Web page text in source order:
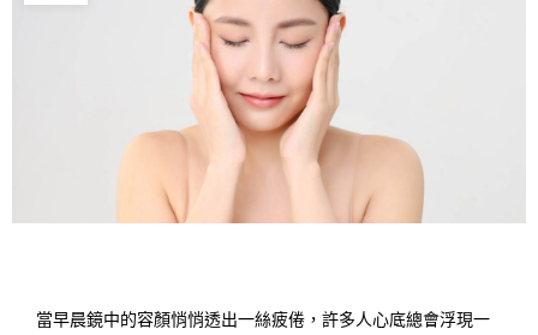
當早晨鏡中的容顏悄悄透出一絲疲倦，許多人心底總會浮現一